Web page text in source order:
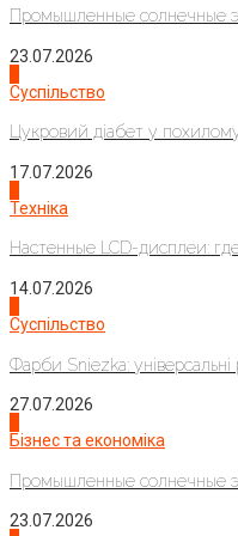
Промышленные солнечные
23.07.2026
Суспільство
Цукровий діабет у похилому
17.07.2026
Техніка
Настенные LCD-дисплеи:
14.07.2026
Суспільство
Фарби Sniezka: універсальні
27.07.2026
Бізнес та економіка
Промышленные солнечные
23.07.2026